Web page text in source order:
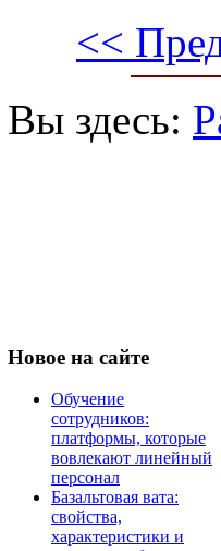
<<
Вы здесь:
Новое на сайте
Обучение
сотрудников:
платформы, которые
вовлекают линейный
персонал
Базальтовая вата:
свойства,
характеристики и